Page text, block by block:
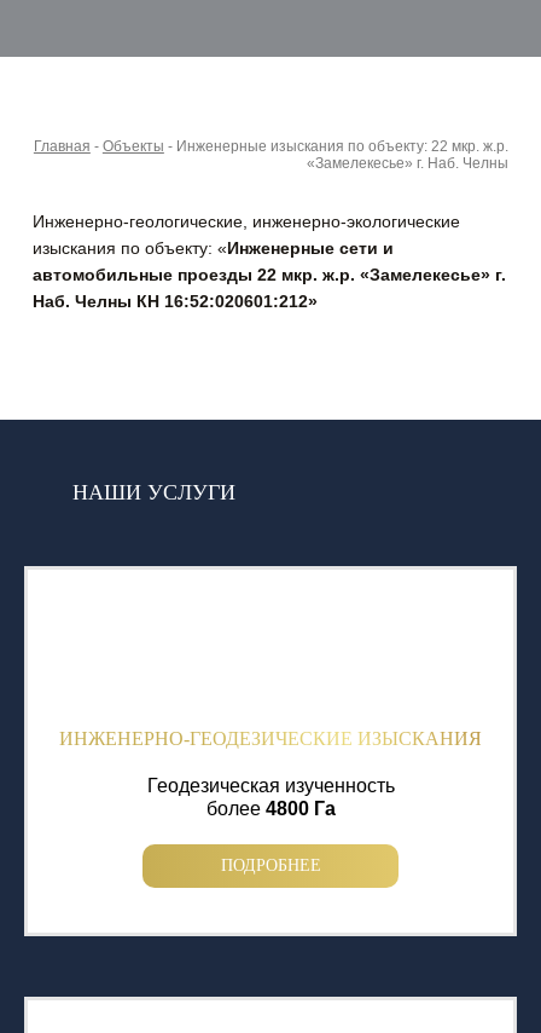
Главная - Объекты - Инженерные изыскания по объекту: 22 мкр. ж.р.
«Замелекесье» г. Наб. Челны
Инженерно-геологические, инженерно-экологические
изыскания по объекту: «Инженерные сети и
автомобильные проезды 22 мкр. ж.р. «Замелекесье» г.
Наб. Челны КН 16:52:020601:212»
НАШИ УСЛУГИ
ИНЖЕНЕРНО-ГЕОДЕЗИЧЕСКИЕ ИЗЫСКАНИЯ
Геодезическая изученность
более 4800 Га
ПОДРОБНЕЕ